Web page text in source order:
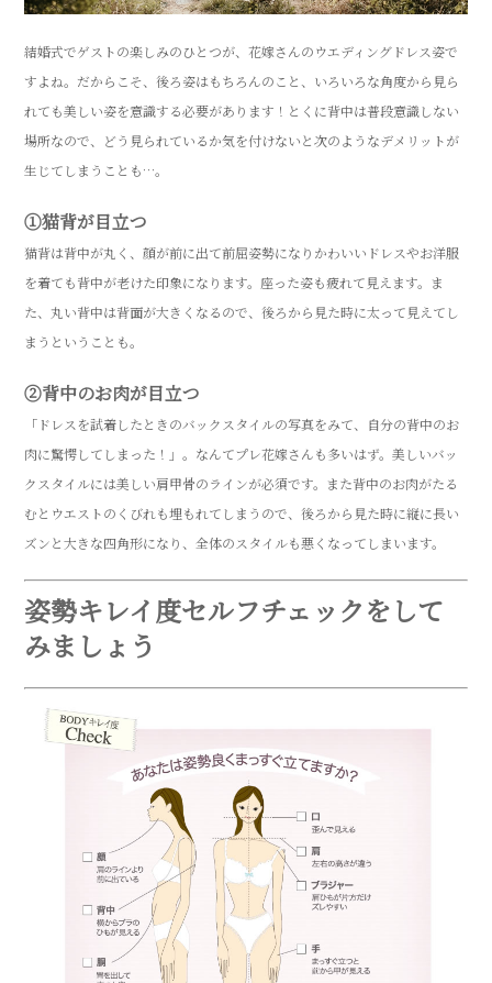
結婚式でゲストの楽しみのひとつが、花嫁さんのウエディングドレス姿で
すよね。だからこそ、後ろ姿はもちろんのこと、いろいろな角度から見ら
れても美しい姿を意識する必要があります！とくに背中は普段意識しない
場所なので、どう見られているか気を付けないと次のようなデメリットが
生じてしまうことも…。
①猫背が目立つ
猫背は背中が丸く、顔が前に出て前屈姿勢になりかわいいドレスやお洋服
を着ても背中が老けた印象になります。座った姿も疲れて見えます。ま
た、丸い背中は背面が大きくなるので、後ろから見た時に太って見えてし
まうということも。
②背中のお肉が目立つ
「ドレスを試着したときのバックスタイルの写真をみて、自分の背中のお
肉に驚愕してしまった！」。なんてプレ花嫁さんも多いはず。美しいバッ
クスタイルには美しい肩甲骨のラインが必須です。また背中のお肉がたる
むとウエストのくびれも埋もれてしまうので、後ろから見た時に縦に長い
ズンと大きな四角形になり、全体のスタイルも悪くなってしまいます。
姿勢キレイ度セルフチェックをして
みましょう